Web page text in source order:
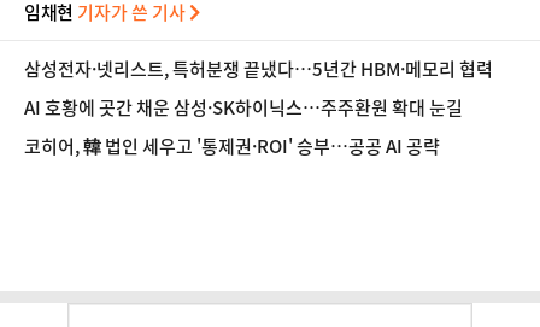
임채현 기자가 쓴 기사
삼성전자·넷리스트, 특허분쟁 끝냈다…5년간 HBM·메모리 협력
AI 호황에 곳간 채운 삼성·SK하이닉스…주주환원 확대 눈길
코히어, 韓 법인 세우고 '통제권·ROI' 승부…공공 AI 공략